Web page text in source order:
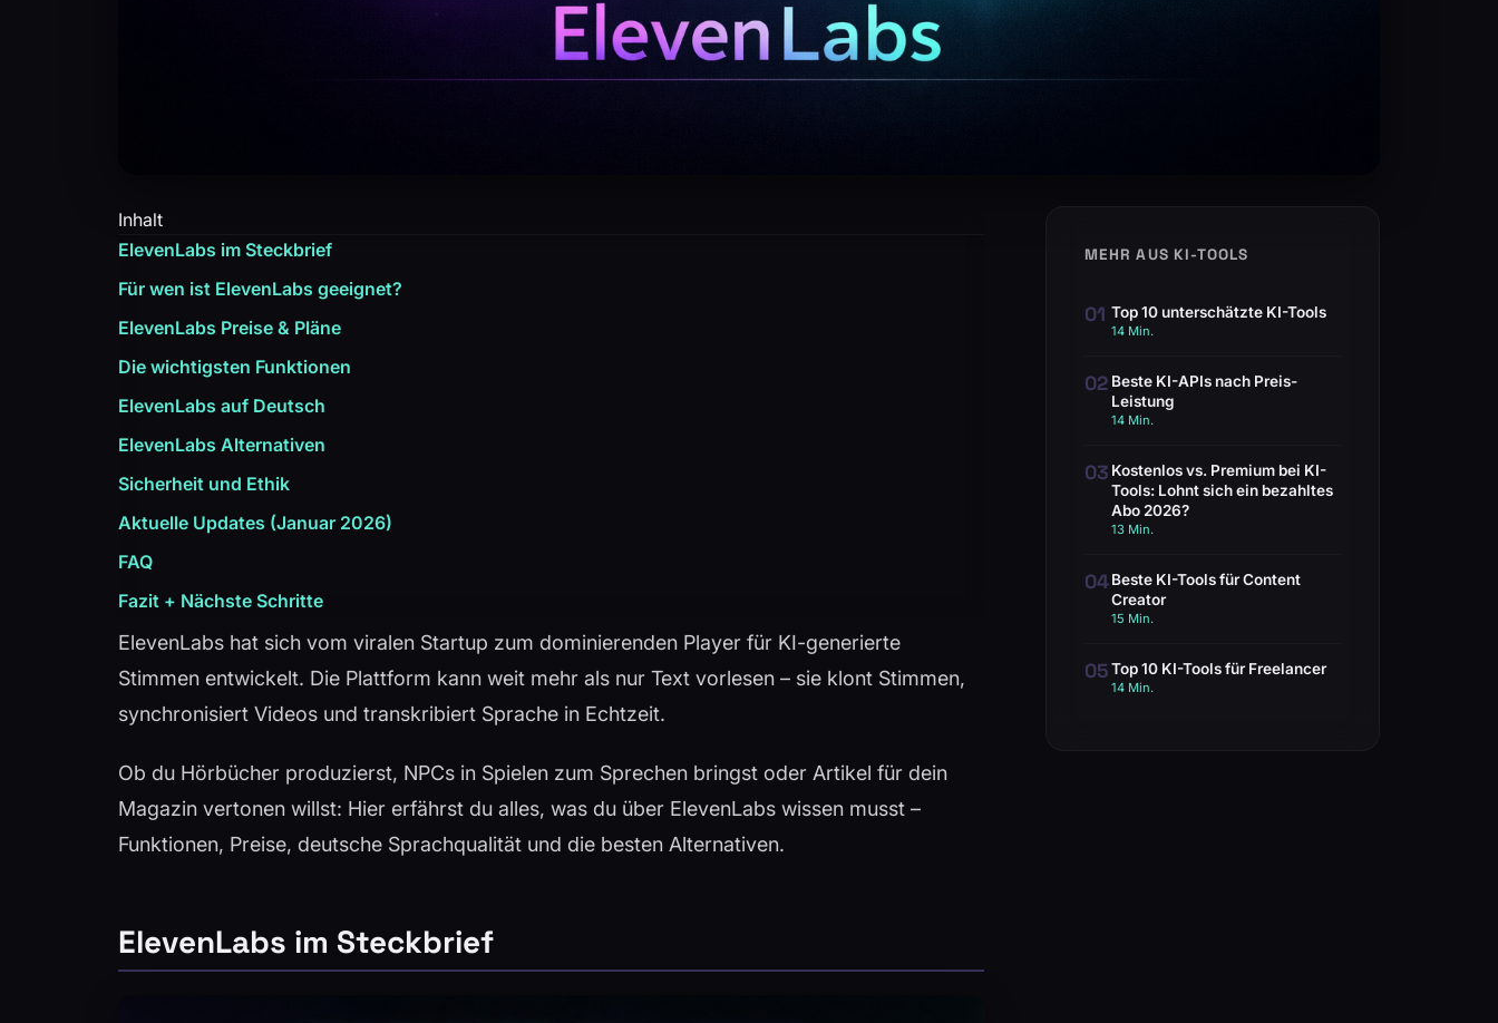
Inhalt
ElevenLabs im Steckbrief
Für wen ist ElevenLabs geeignet?
ElevenLabs Preise & Pläne
Die wichtigsten Funktionen
ElevenLabs auf Deutsch
ElevenLabs Alternativen
Sicherheit und Ethik
Aktuelle Updates (Januar 2026)
FAQ
Fazit + Nächste Schritte
ElevenLabs hat sich vom viralen Startup zum dominierenden Player für KI-generierte
Stimmen entwickelt. Die Plattform kann weit mehr als nur Text vorlesen – sie klont Stimmen,
synchronisiert Videos und transkribiert Sprache in Echtzeit.
Ob du Hörbücher produzierst, NPCs in Spielen zum Sprechen bringst oder Artikel für dein
Magazin vertonen willst: Hier erfährst du alles, was du über ElevenLabs wissen musst –
Funktionen, Preise, deutsche Sprachqualität und die besten Alternativen.
ElevenLabs im Steckbrief
MEHR AUS KI-TOOLS
01 Top 10 unterschätzte KI-Tools
14 Min.
02 Beste KI-APIs nach Preis-
Leistung
14 Min.
03 Kostenlos vs. Premium bei KI-
Tools: Lohnt sich ein bezahltes
Abo 2026?
13 Min.
04Beste KI-Tools für Content
Creator
15 Min.
05Top 10 KI-Tools für Freelancer
14 Min.